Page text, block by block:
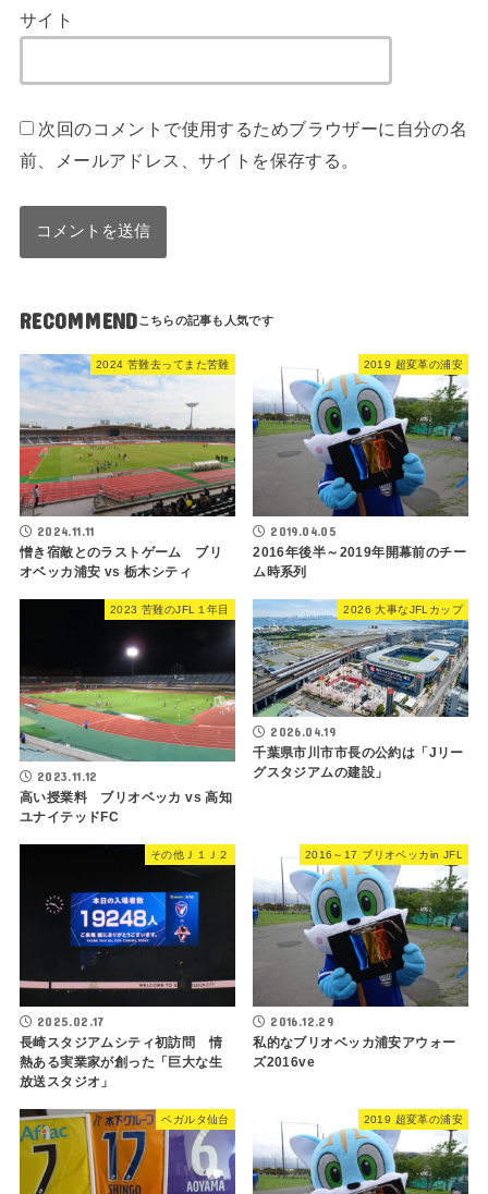
サイト
次回のコメントで使用するためブラウザーに自分の名
前、メールアドレス、サイトを保存する。
RECOMMEND
2024 苦難去ってまた苦難
2024.11.11
憎き宿敵とのラストゲーム ブリ
オベッカ浦安 vs 栃木シティ
2019 超変革の浦安
2019.04.05
2016年後半～2019年開幕前のチー
ム時系列
2023 苦難のJFL１年目
2023.11.12
高い授業料 ブリオベッカ vs 高知
ユナイテッドFC
2026 大事なJFLカップ
2026.04.19
千葉県市川市市長の公約は「Jリー
グスタジアムの建設」
その他Ｊ１Ｊ２
2025.02.17
長崎スタジアムシティ初訪問 情
熱ある実業家が創った「巨大な生
放送スタジオ」
2016～17 ブリオベッカin JFL
2016.12.29
私的なブリオベッカ浦安アウォー
ズ2016ve
ベガルタ仙台 2019 超変革の浦安